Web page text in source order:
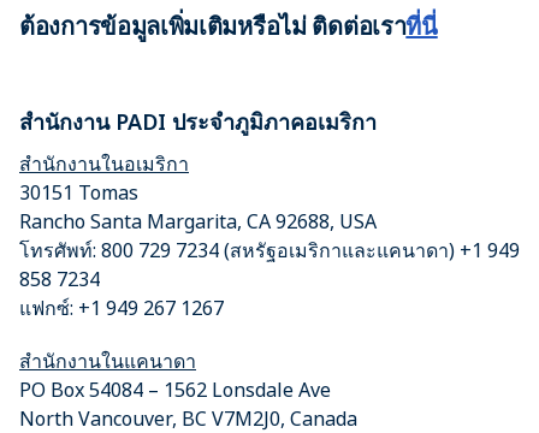
ต้องการข้อมูลเพิ่มเติมหรือไม่ ติดต่อเราที่นี่
สำนักงาน PADI ประจำภูมิภาคอเมริกา
สำนักงานในอเมริกา
30151 Tomas
Rancho Santa Margarita, CA 92688, USA
โทรศัพท์: 800 729 7234 (สหรัฐอเมริกาและแคนาดา) +1 949
858 7234
แฟกซ์: +1 949 267 1267
สำนักงานในแคนาดา
PO Box 54084 – 1562 Lonsdale Ave
North Vancouver, BC V7M2J0, Canada